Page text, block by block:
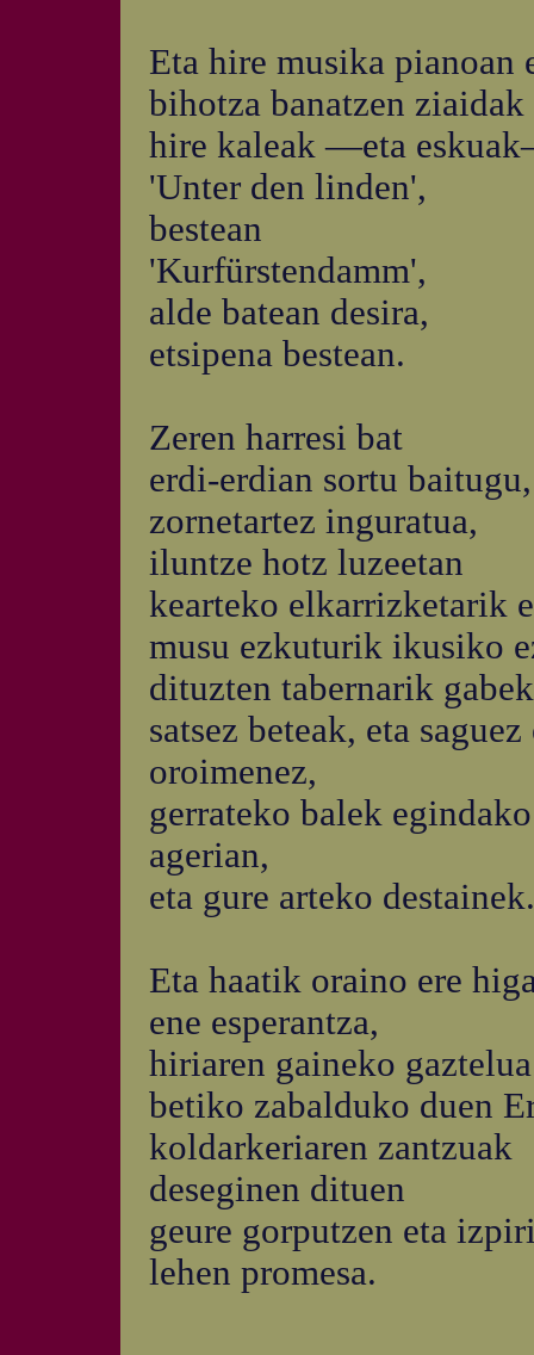
Eta hire musika pianoan
bihotza banatzen ziaidak
hire kaleak —eta
'Unter den linden',
bestean
'Kurfürstendamm',
alde batean desira,
etsipena bestean.
Zeren harresi bat
erdi-erdian sortu baitugu,
zornetartez inguratua,
iluntze hotz luzeetan
kearteko elkarrizketarik
musu ezkuturik ikusiko
dituzten tabernarik
satsez beteak, eta saguez
oroimenez,
gerrateko balek
agerian,
eta gure arteko destainek.
Eta haatik oraino ere
ene esperantza,
hiriaren gaineko gaztelua
betiko zabalduko duen
koldarkeriaren zantzuak
deseginen dituen
geure gorputzen eta
lehen promesa.